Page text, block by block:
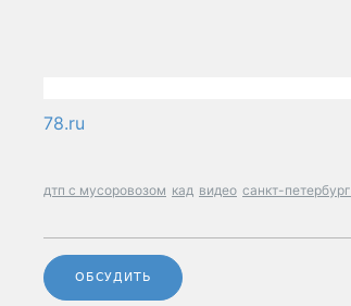
78.ru
дтп с мусоровозом кад видео санкт-петербург
ОБСУДИТЬ